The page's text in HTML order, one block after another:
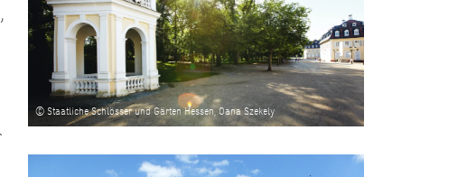
© Staatliche Schlösser und Gärten Hessen, Oana Szekely